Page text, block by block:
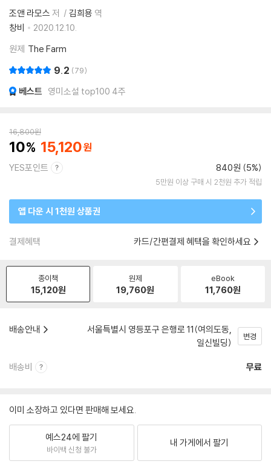
조앤 라모스 저 김희용 역
창비
2020.12.10.
원제 The Farm
9.2 79
베스트 영미소설 top100 4주
16,800원
10 15,120
YES포인트 840원 (5%)
5만원 이상 구매 시 2천원 추가 적립
앱 다운 시 1천원 상품권
결제혜택 카드/간편결제 혜택을 확인하세요
종이책
15,120원
원제
19,760원
eBook
11,760원
배송안내
서울특별시 영등포구 은행로 11(여의도동,
일신빌딩)
변경
배송비 무료
이미 소장하고 있다면 판매해 보세요.
예스24에 팔기
바이백 신청 불가
내 가게에서 팔기